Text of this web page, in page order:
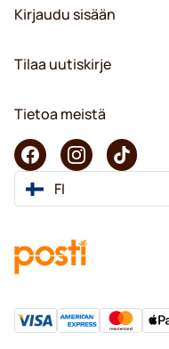
Kirjaudu sisään
Tilaa uutiskirje
Tietoa meistä
FI